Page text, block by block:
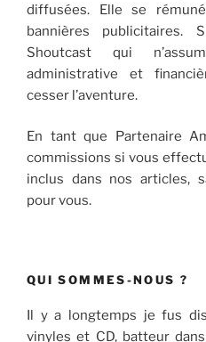
diffusées. Elle se
bannières
Shoutcast qui
administrative et
cesser l’aventure.
En tant que Partenaire
commissions si vous
inclus dans nos articles,
pour vous.
QUI SOMMES-NOUS ?
Il y a longtemps je fus
vinyles et CD, batteur